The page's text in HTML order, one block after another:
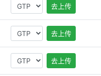
去上传
去上传
去上传